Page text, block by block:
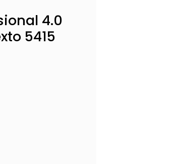
4.0
5415